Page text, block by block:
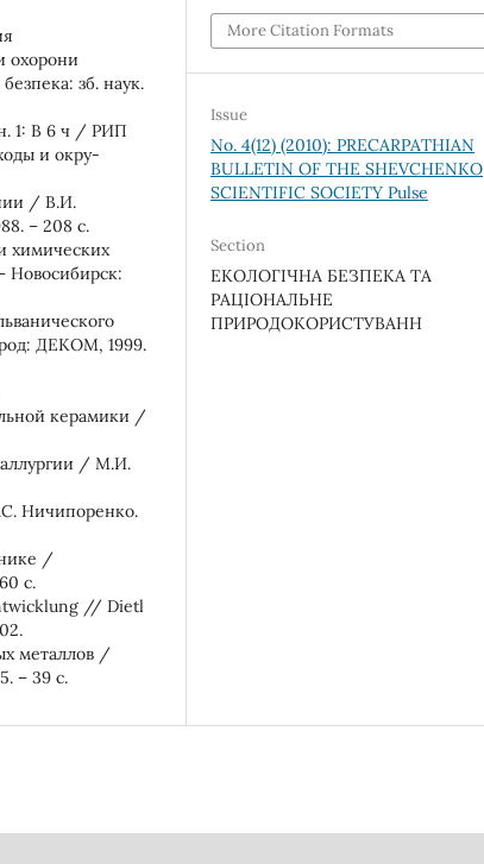
охорони
зб. наук.
1: В 6 ч / РИП
и окру-
/ В.И.
– 208 с.
химических
Новосибирск:
ДЕКОМ, 1999.
керамики /
/ М.И.
Ничипоренко.
/
с.
// Dietl
металлов /
– 39 с.
More Citation Formats
Issue
No. 4(12) (2010): PRECARPATHIAN
BULLETIN OF THE SHEVCHENKO
SCIENTIFIC SOCIETY Pulse
Section
ЕКОЛОГІЧНА БЕЗПЕКА ТА
РАЦІОНАЛЬНЕ
ПРИРОДОКОРИСТУВАНН